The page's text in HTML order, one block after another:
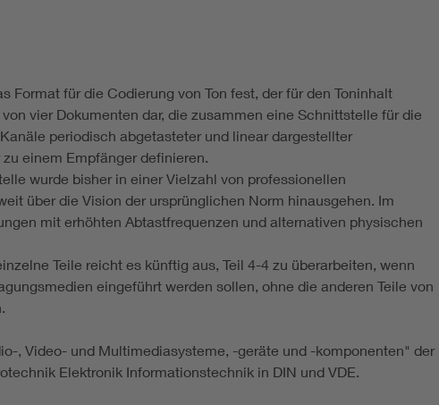
Format für die Codierung von Ton fest, der für den Toninhalt
vier Dokumenten dar, die zusammen eine Schnittstelle für die
periodisch abgetasteter und linear dargestellter
einem Empfänger definieren.
wurde bisher in einer Vielzahl von professionellen
über die Vision der ursprünglichen Norm hinausgehen. Im
mit erhöhten Abtastfrequenzen und alternativen physischen
Teile reicht es künftig aus, Teil 4-4 zu überarbeiten, wenn
eingeführt werden sollen, ohne die anderen Teile von
, Video- und Multimediasysteme, -geräte und -komponenten" der
Elektronik Informationstechnik in DIN und VDE.